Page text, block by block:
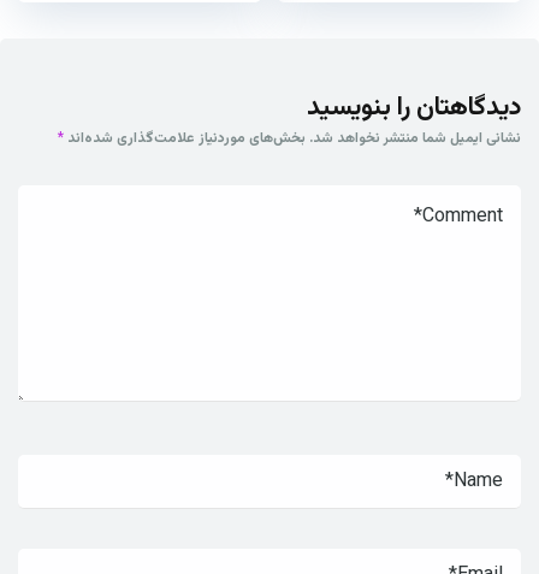
دیدگاهتان را بنویسید
نشانی ایمیل شما منتشر نخواهد شد. بخش‌های موردنیاز علامت‌گذاری شده‌اند *